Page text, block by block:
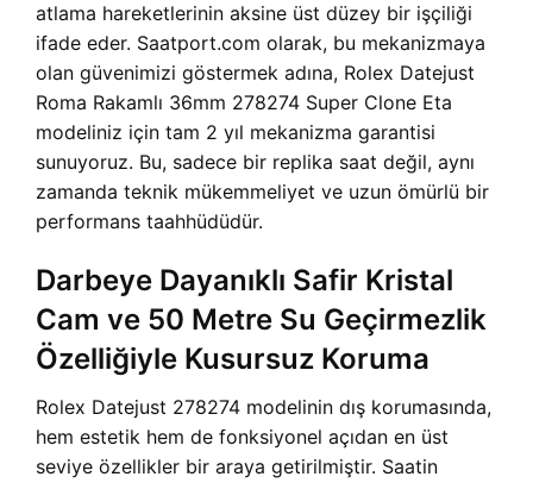
atlama hareketlerinin aksine üst düzey bir işçiliği
ifade eder. Saatport.com olarak, bu mekanizmaya
olan güvenimizi göstermek adına, Rolex Datejust
Roma Rakamlı 36mm 278274 Super Clone Eta
modeliniz için tam 2 yıl mekanizma garantisi
sunuyoruz. Bu, sadece bir replika saat değil, aynı
zamanda teknik mükemmeliyet ve uzun ömürlü bir
performans taahhüdüdür.
Darbeye Dayanıklı Safir Kristal
Cam ve 50 Metre Su Geçirmezlik
Özelliğiyle Kusursuz Koruma
Rolex Datejust 278274 modelinin dış korumasında,
hem estetik hem de fonksiyonel açıdan en üst
seviye özellikler bir araya getirilmiştir. Saatin